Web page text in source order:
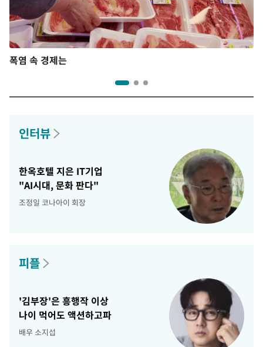
폭염 속 경제는
인터뷰
한옥호텔 지은 IT기업
"AI시대, 문화 판다"
조정일 코나아이 회장
피플
'김부장'은 흥행작 이상
나이 먹어도 액션하고파
배우 소지섭